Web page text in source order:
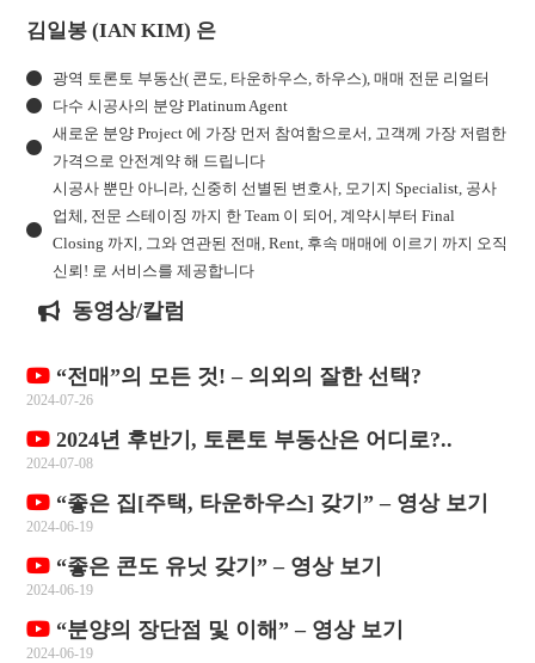
김일봉 (IAN KIM) 은
광역 토론토 부동산( 콘도, 타운하우스, 하우스), 매매 전문 리얼터
다수 시공사의 분양 Platinum Agent
새로운 분양 Project 에 가장 먼저 참여함으로서, 고객께 가장 저렴한
가격으로 안전계약 해 드립니다
시공사 뿐만 아니라, 신중히 선별된 변호사, 모기지 Specialist, 공사
업체, 전문 스테이징 까지 한 Team 이 되어, 계약시부터 Final
Closing 까지, 그와 연관된 전매, Rent, 후속 매매에 이르기 까지 오직
신뢰! 로 서비스를 제공합니다
동영상/칼럼
“전매”의 모든 것! – 의외의 잘한 선택?
2024-07-26
2024년 후반기, 토론토 부동산은 어디로?..
2024-07-08
“좋은 집[주택, 타운하우스] 갖기” – 영상 보기
2024-06-19
“좋은 콘도 유닛 갖기” – 영상 보기
2024-06-19
“분양의 장단점 및 이해” – 영상 보기
2024-06-19